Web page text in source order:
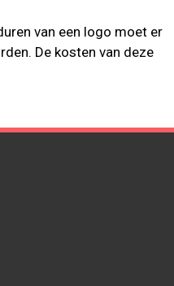
van een logo moet er
De kosten van deze